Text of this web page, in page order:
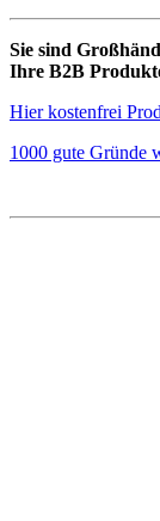
Sie sind
Ihre B2B
Hier kostenfrei
1000 gute Gründe